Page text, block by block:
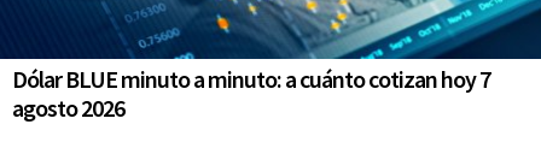
Dólar BLUE minuto a minuto: a cuánto cotizan hoy 7
agosto 2026